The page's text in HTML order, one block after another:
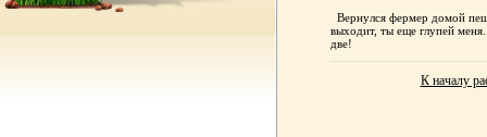
Вернулся фермер домой
выходит, ты еще глупей
две!
К началу